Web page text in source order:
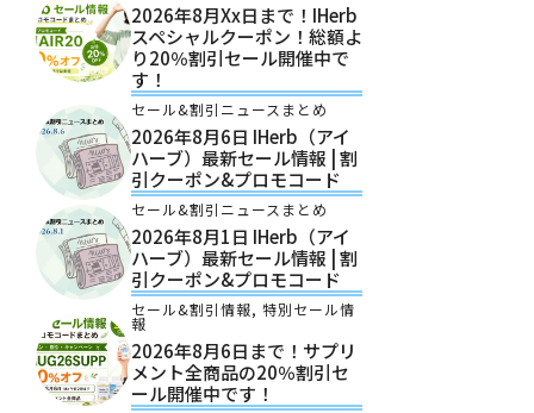
2026年8月xx日まで！iHerb
スペシャルクーポン！総額よ
り20％割引セール開催中で
す！
セール&割引ニュースまとめ
2026年8月6日 IHerb（アイ
ハーブ）最新セール情報 | 割
引クーポン&プロモコード
セール&割引ニュースまとめ
2026年8月1日 IHerb（アイ
ハーブ）最新セール情報 | 割
引クーポン&プロモコード
セール&割引情報, 特別セール情
報
2026年8月6日まで！サプリ
メント全商品の20％割引セ
ール開催中です！